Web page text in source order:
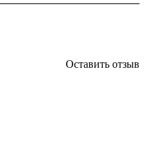
Оставить отзыв